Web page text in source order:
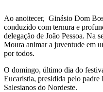
Ao anoitecer, Ginásio Dom
conduzido com ternura e
delegação de João Pessoa. Na
Moura animar a juventude em
por todos.
O domingo, último dia do
Eucaristia, presidida pelo
Salesianos do Nordeste.